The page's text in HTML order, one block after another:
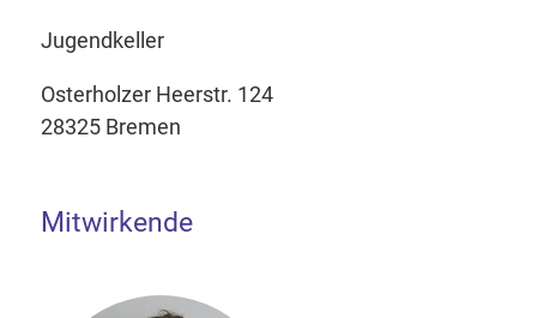
Jugendkeller
Osterholzer Heerstr. 124
28325 Bremen
Mitwirkende